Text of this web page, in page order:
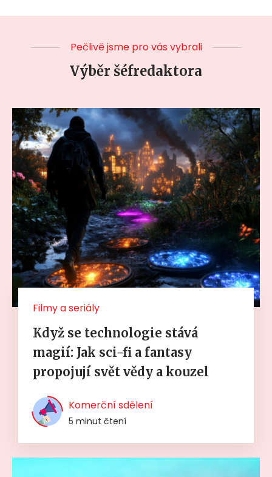
Pečlivě jsme pro vás vybrali
Výběr šéfredaktora
Filmy a seriály
Když se technologie stává
magií: Jak sci-fi a fantasy
propojují svět vědy a kouzel
Komerční sdělení
5 minut čtení